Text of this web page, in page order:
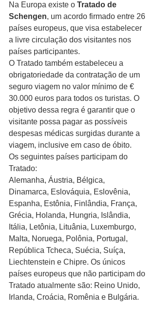
Na Europa existe o Tratado de
Schengen, um acordo firmado entre 26
países europeus, que visa estabelecer
a livre circulação dos visitantes nos
países participantes.
O Tratado também estabeleceu a
obrigatoriedade da contratação de um
seguro viagem no valor mínimo de €
30.000 euros para todos os turistas. O
objetivo dessa regra é garantir que o
visitante possa pagar as possíveis
despesas médicas surgidas durante a
viagem, inclusive em caso de óbito.
Os seguintes países participam do
Tratado:
Alemanha, Áustria, Bélgica,
Dinamarca, Eslováquia, Eslovênia,
Espanha, Estônia, Finlândia, França,
Grécia, Holanda, Hungria, Islândia,
Itália, Letônia, Lituânia, Luxemburgo,
Malta, Noruega, Polônia, Portugal,
República Tcheca, Suécia, Suíça,
Liechtenstein e Chipre. Os únicos
países europeus que não participam do
Tratado atualmente são: Reino Unido,
Irlanda, Croácia, Romênia e Bulgária.